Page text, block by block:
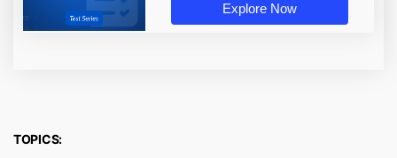
Explore Now
TOPICS: